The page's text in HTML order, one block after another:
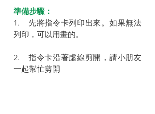
準備步驟：
1.    先將指令卡列印出來。如果無法
列印，可以用畫的。
2.    指令卡沿著虛線剪開，請小朋友
一起幫忙剪開